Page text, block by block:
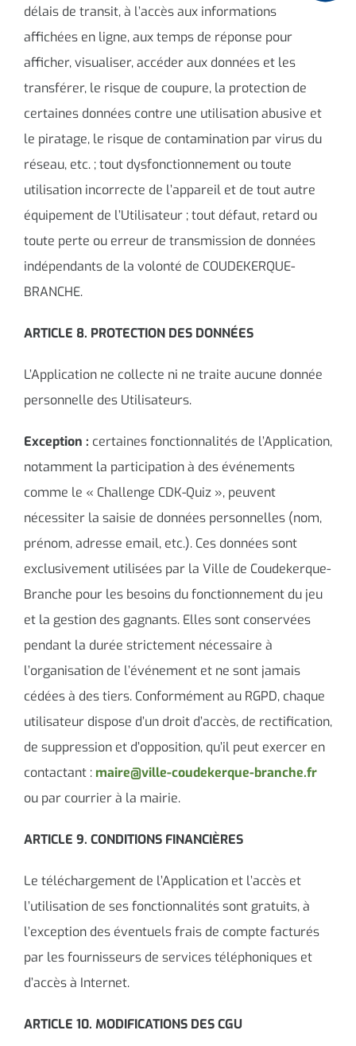
délais de transit, à l’accès aux informations
affichées en ligne, aux temps de réponse pour
afficher, visualiser, accéder aux données et les
transférer, le risque de coupure, la protection de
certaines données contre une utilisation abusive et
le piratage, le risque de contamination par virus du
réseau, etc. ; tout dysfonctionnement ou toute
utilisation incorrecte de l’appareil et de tout autre
équipement de l’Utilisateur ; tout défaut, retard ou
toute perte ou erreur de transmission de données
indépendants de la volonté de COUDEKERQUE-
BRANCHE.
ARTICLE 8. PROTECTION DES DONNÉES
L’Application ne collecte ni ne traite aucune donnée
personnelle des Utilisateurs.
Exception : certaines fonctionnalités de l’Application,
notamment la participation à des événements
comme le « Challenge CDK-Quiz », peuvent
nécessiter la saisie de données personnelles (nom,
prénom, adresse email, etc.). Ces données sont
exclusivement utilisées par la Ville de Coudekerque-
Branche pour les besoins du fonctionnement du jeu
et la gestion des gagnants. Elles sont conservées
pendant la durée strictement nécessaire à
l’organisation de l’événement et ne sont jamais
cédées à des tiers. Conformément au RGPD, chaque
utilisateur dispose d’un droit d’accès, de rectification,
de suppression et d’opposition, qu’il peut exercer en
contactant : maire@ville-coudekerque-branche.fr
ou par courrier à la mairie.
ARTICLE 9. CONDITIONS FINANCIÈRES
Le téléchargement de l’Application et l’accès et
l’utilisation de ses fonctionnalités sont gratuits, à
l’exception des éventuels frais de compte facturés
par les fournisseurs de services téléphoniques et
d’accès à Internet.
ARTICLE 10. MODIFICATIONS DES CGU